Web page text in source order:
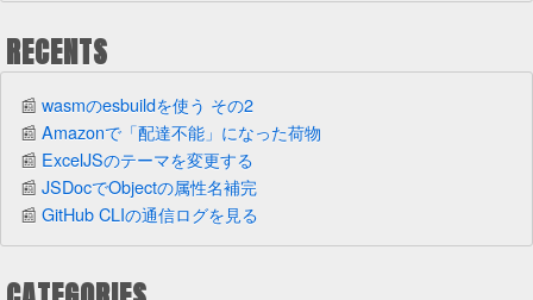
RECENTS
wasmのesbuildを使う その2
Amazonで「配達不能」になった荷物
ExcelJSのテーマを変更する
JSDocでObjectの属性名補完
GitHub CLIの通信ログを見る